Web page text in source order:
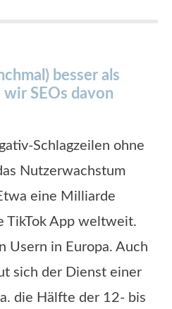
besser als
SEOs davon
Schlagzeilen ohne
Nutzerwachstum
eine Milliarde
TikTok App weltweit.
Usern in Europa. Auch
sich der Dienst einer
die Hälfte der 12- bis